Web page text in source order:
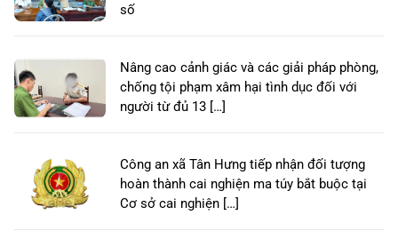
số
Nâng cao cảnh giác và các giải pháp phòng,
chống tội phạm xâm hại tình dục đối với
người từ đủ 13 […]
Công an xã Tân Hưng tiếp nhận đối tượng
hoàn thành cai nghiện ma túy bắt buộc tại
Cơ sở cai nghiện […]